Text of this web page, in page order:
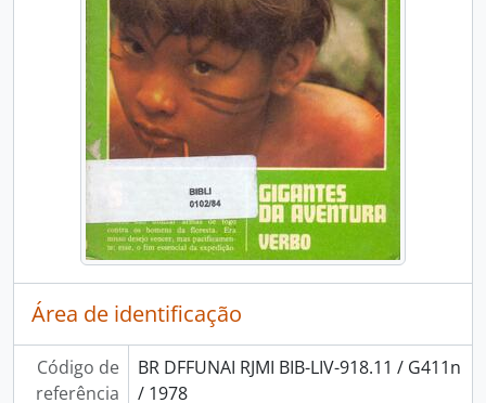
Área de identificação
Código de
referência
BR DFFUNAI RJMI BIB-LIV-918.11 / G411n
/ 1978